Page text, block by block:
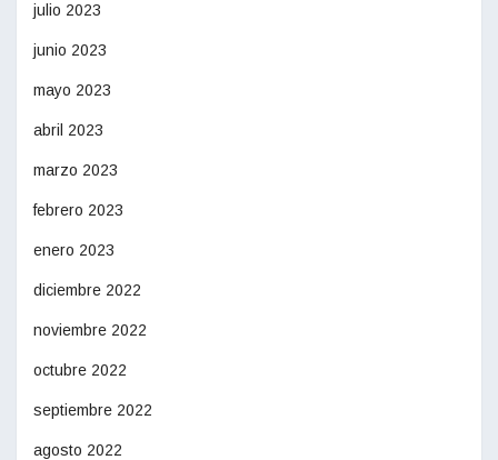
julio 2023
junio 2023
mayo 2023
abril 2023
marzo 2023
febrero 2023
enero 2023
diciembre 2022
noviembre 2022
octubre 2022
septiembre 2022
agosto 2022